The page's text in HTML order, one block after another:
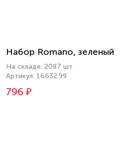
Набор Romano, зеленый
На складе: 2087 шт
Артикул: 16632.99
796 ₽